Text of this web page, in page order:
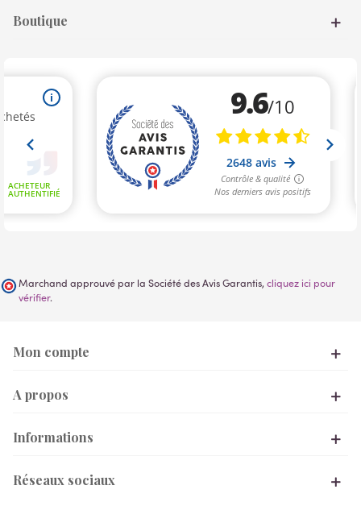
Boutique
Marchand approuvé par la Société des Avis Garantis, cliquez ici pour
vérifier.
Mon compte
A propos
Informations
Réseaux sociaux